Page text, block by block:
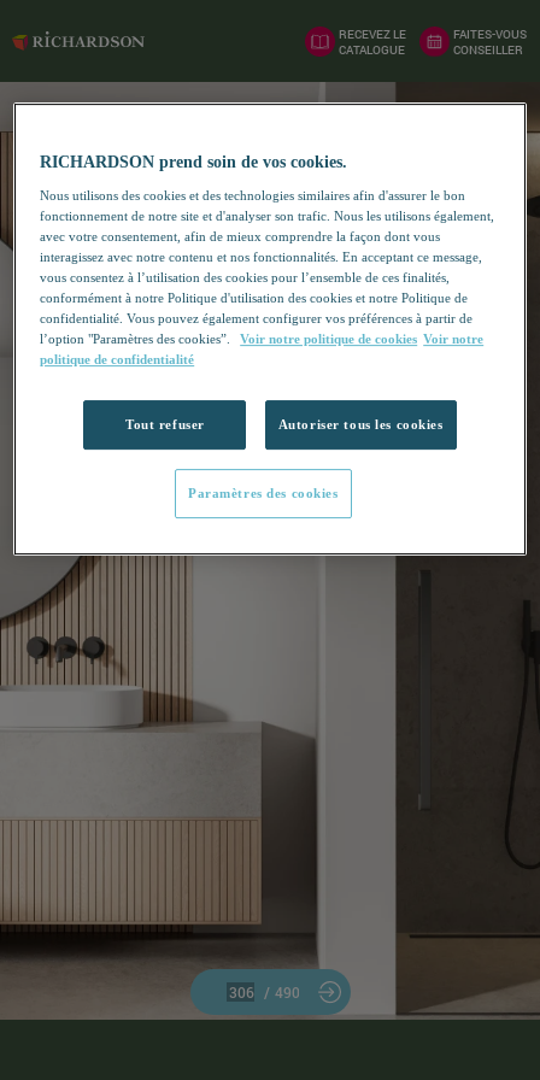
RECEVEZ LE
CATALOGUE
FAITES-VOUS
CONSEILLER
/ 490
RICHARDSON prend soin de vos cookies.
Nous utilisons des cookies et des technologies similaires afin d'assurer le bon
fonctionnement de notre site et d'analyser son trafic. Nous les utilisons également,
avec votre consentement, afin de mieux comprendre la façon dont vous
interagissez avec notre contenu et nos fonctionnalités. En acceptant ce message,
vous consentez à l’utilisation des cookies pour l’ensemble de ces finalités,
conformément à notre Politique d'utilisation des cookies et notre Politique de
confidentialité. Vous pouvez également configurer vos préférences à partir de
l’option "Paramètres des cookies”.
Voir notre politique de cookies Voir notre
politique de confidentialité
Tout refuser Autoriser tous les cookies
Paramètres des cookies